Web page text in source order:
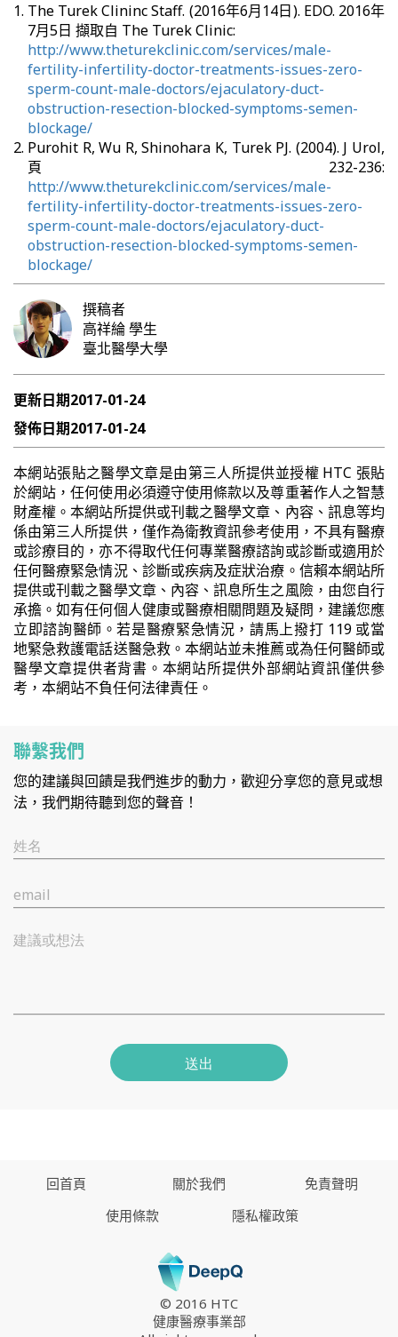
The Turek Clininc Staff. (2016年6月14日). EDO. 2016年
7月5日 擷取自 The Turek Clinic:
http://www.theturekclinic.com/services/male-
fertility-infertility-doctor-treatments-issues-zero-
sperm-count-male-doctors/ejaculatory-duct-
obstruction-resection-blocked-symptoms-semen-
blockage/
Purohit R, Wu R, Shinohara K, Turek PJ. (2004). J Urol,
頁 232-236:
http://www.theturekclinic.com/services/male-
fertility-infertility-doctor-treatments-issues-zero-
sperm-count-male-doctors/ejaculatory-duct-
obstruction-resection-blocked-symptoms-semen-
blockage/
撰稿者
高祥綸學生
臺北醫學大學
更新日期2017-01-24
發佈日期2017-01-24
本網站張貼之醫學文章是由第三人所提供並授權 HTC 張貼
於網站，任何使用必須遵守使用條款以及尊重著作人之智慧
財產權。本網站所提供或刊載之醫學文章、內容、訊息等均
係由第三人所提供，僅作為衛教資訊參考使用，不具有醫療
或診療目的，亦不得取代任何專業醫療諮詢或診斷或適用於
任何醫療緊急情況、診斷或疾病及症狀治療。信賴本網站所
提供或刊載之醫學文章、內容、訊息所生之風險，由您自行
承擔。如有任何個人健康或醫療相關問題及疑問，建議您應
立即諮詢醫師。若是醫療緊急情況，請馬上撥打 119 或當
地緊急救護電話送醫急救。本網站並未推薦或為任何醫師或
醫學文章提供者背書。本網站所提供外部網站資訊僅供參
考，本網站不負任何法律責任。
聯繫我們
您的建議與回饋是我們進步的動力，歡迎分享您的意見或想
法，我們期待聽到您的聲音！
姓名
email
建議或想法
送出
回首頁 關於我們
免責聲明
使用條款
隱私權政策
© 2016 HTC
健康醫療事業部